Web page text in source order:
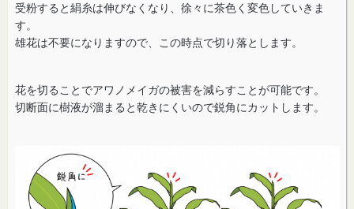
受粉すると絹糸は伸びなくなり、徐々に茶色く変色していきま
す。
雄花は不要になりますので、この時点で切り落とします。
花を切ることでアワノメイガの被害を減らすことが可能です。
切断面に樹液が溜まると乾きにくいので鋭角にカットします。